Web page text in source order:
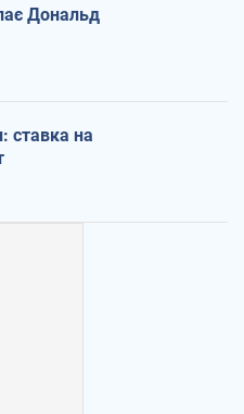
Дональд
ставка на